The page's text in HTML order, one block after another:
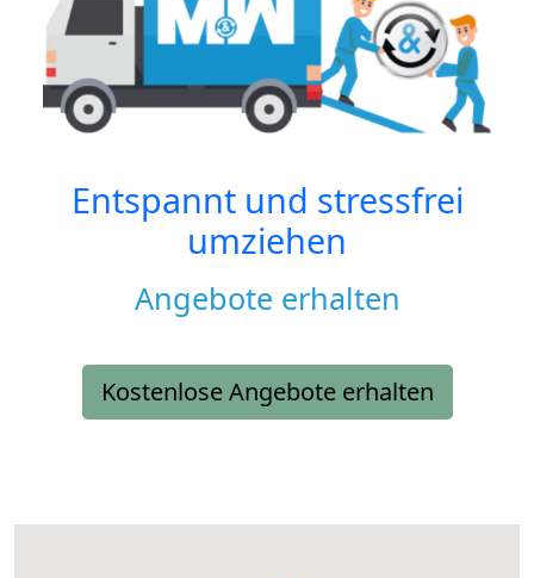
Entspannt und stressfrei
umziehen
Angebote erhalten
Kostenlose Angebote erhalten